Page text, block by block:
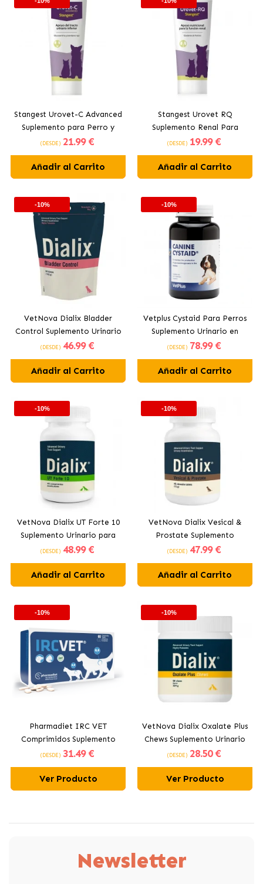
Stangest Urovet-C Advanced
Suplemento para Perro y
Gato Tracto Urinario
(DESDE) 21.99 €
Añadir al Carrito
Stangest Urovet RQ
Suplemento Renal Para
Perros y Gatos
(DESDE) 19.99 €
Añadir al Carrito
-10%
VetNova Dialix Bladder
Control Suplemento Urinario
para Perros
(DESDE) 46.99 €
Añadir al Carrito
-10%
Vetplus Cystaid Para Perros
Suplemento Urinario en
Cápsulas
(DESDE) 78.99 €
Añadir al Carrito
-10%
VetNova Dialix UT Forte 10
Suplemento Urinario para
Perros y Gatos
(DESDE) 48.99 €
Añadir al Carrito
-10%
VetNova Dialix Vesical &
Prostate Suplemento
Vesícula y Próstata para
(DESDE) 47.99 €
Añadir al Carrito
-10%
Pharmadiet IRC VET
Comprimidos Suplemento
Renal para Perros y Gatos
(DESDE) 31.49 €
Ver Producto
-10%
VetNova Dialix Oxalate Plus
Chews Suplemento Urinario
para Perros y Gatos
(DESDE) 28.50 €
Ver Producto
Newsletter